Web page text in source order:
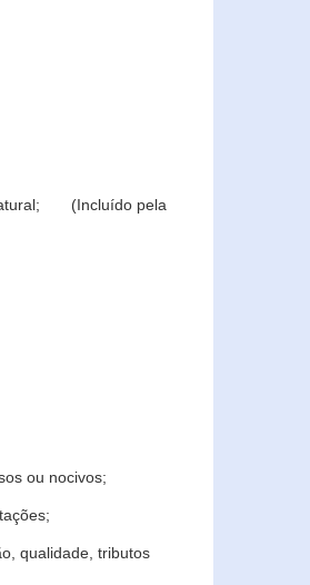
natural; (Incluído pela
ou nocivos;
qualidade, tributos